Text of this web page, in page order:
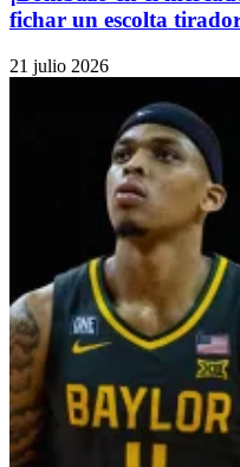
fichar un escolta
21 julio 2026